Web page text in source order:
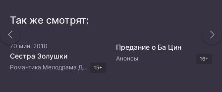
Так же смотрят:
70 мин, 2010
Сестра Золушки
Романтика Мелодрама Драма Корейские дорамы 15+
Предание о Ба Цин
Анонсы 16+